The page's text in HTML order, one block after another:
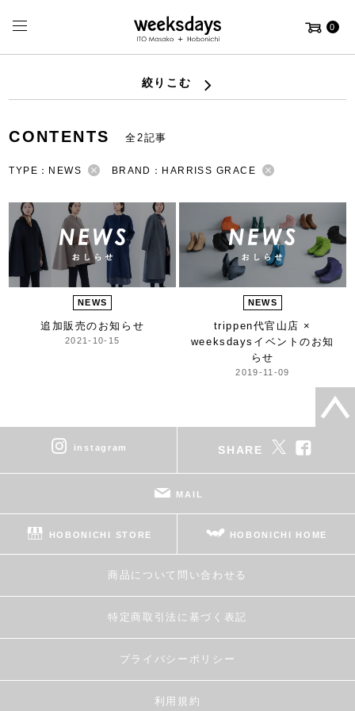
0
絞りこむ
CONTENTS 全2記事
TYPE：NEWS BRAND：HARRISS GRACE
NEWS
追加販売のお知らせ
2021-10-15
NEWS
trippen代官山店 ×
weeksdays イベントのお知
らせ
2019-11-09
instagram SHARE
MAIL
HOBONICHI STORE HOBONICHI HOME
商品について問い合わせる
特定商取引法に基づく表記
プライバシーポリシー
利用規約